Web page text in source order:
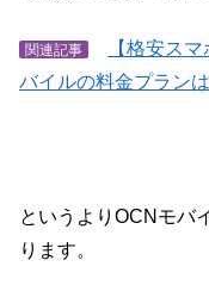
関連記事
【格安ス
バイルの料金プラン
というよりOCNモバ
ります。